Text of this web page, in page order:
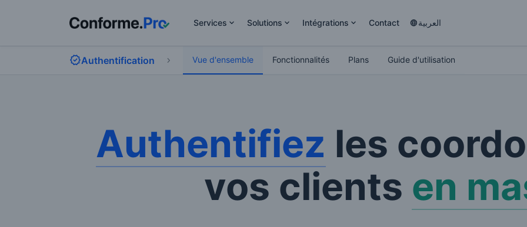
Services Solutions Intégrations Contact العربية
Authentification Vue d'ensemble Fonctionnalités Plans Guide d'utilisation
Authentifiez les
vos clients en